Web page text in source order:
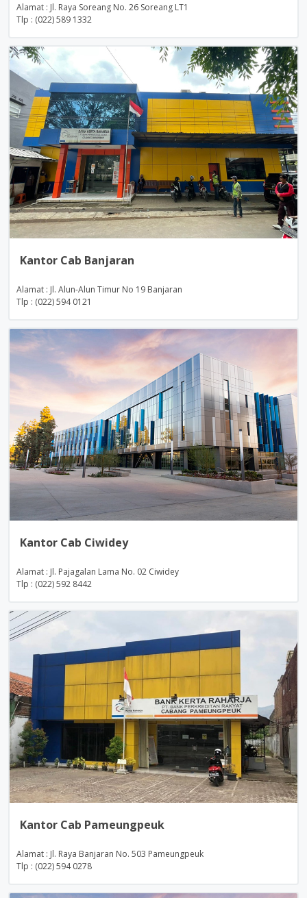
Alamat : Jl. Raya Soreang No. 26 Soreang LT1
Tlp : (022) 589 1332
Kantor Cab Banjaran
Alamat : Jl. Alun-Alun Timur No 19 Banjaran
Tlp : (022) 594 0121
Kantor Cab Ciwidey
Alamat : Jl. Pajagalan Lama No. 02 Ciwidey
Tlp : (022) 592 8442
Kantor Cab Pameungpeuk
Alamat : Jl. Raya Banjaran No. 503 Pameungpeuk
Tlp : (022) 594 0278